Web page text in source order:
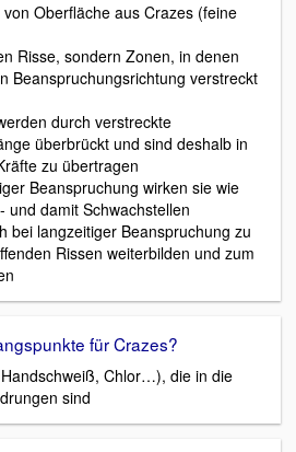
Oberfläche aus Crazes (feine
Risse, sondern Zonen, in denen
Beanspruchungsrichtung verstreckt
durch verstreckte
überbrückt und sind deshalb in
zu übertragen
Beanspruchung wirken sie wie
und damit Schwachstellen
bei langzeitiger Beanspruchung zu
Rissen weiterbilden und zum
für Crazes?
Chlor…), die in die
sind